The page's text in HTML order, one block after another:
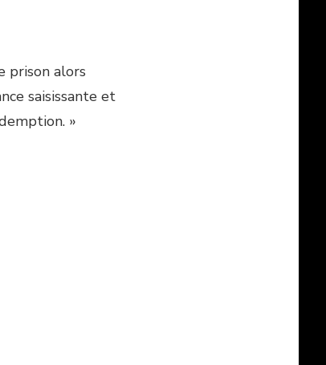
prison alors
saisissante et
»